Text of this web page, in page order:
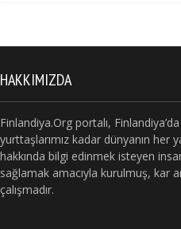
HAKKIMIZDA
Finlandiya.Org portalı,
yurttaşlarımız kadar dünyanın her
hakkında bilgi edinmek isteyen
sağlamak amacıyla kurulmuş, kar
çalışmadır.